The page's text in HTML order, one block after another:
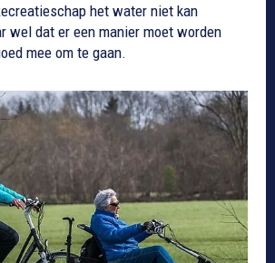
het water niet kan
wel dat er een manier moet worden
mee om te gaan.